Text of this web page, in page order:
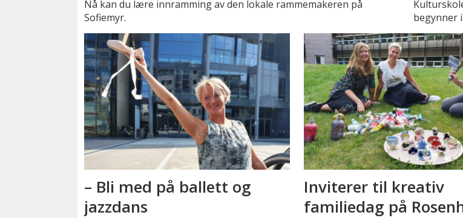
Nå kan du lære innramming av den lokale rammemakeren på
Sofiemyr.
begynner
– Bli med på ballett og
jazzdans
Inviterer til kreativ
familiedag på